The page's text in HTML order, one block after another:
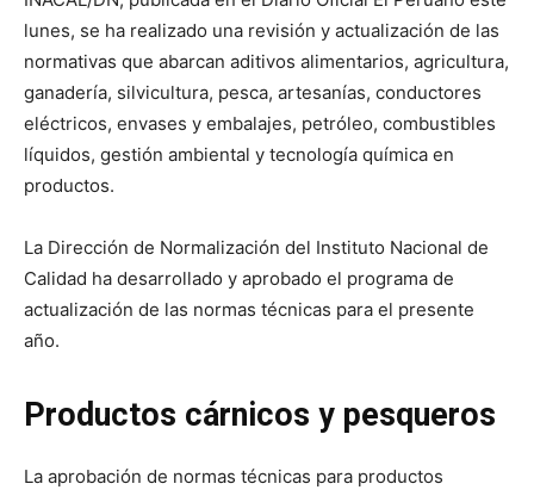
lunes, se ha realizado una revisión y actualización de las
normativas que abarcan aditivos alimentarios, agricultura,
ganadería, silvicultura, pesca, artesanías, conductores
eléctricos, envases y embalajes, petróleo, combustibles
líquidos, gestión ambiental y tecnología química en
productos.
La Dirección de Normalización del Instituto Nacional de
Calidad ha desarrollado y aprobado el programa de
actualización de las normas técnicas para el presente
año.
Productos cárnicos y pesqueros
La aprobación de normas técnicas para productos